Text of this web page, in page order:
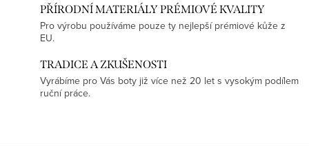
PŘÍRODNÍ MATERIÁLY PRÉMIOVÉ KVALITY
Pro výrobu používáme pouze ty nejlepší prémiové kůže z
EU.
TRADICE A ZKUŠENOSTI
Vyrábíme pro Vás boty již více než 20 let s vysokým podílem
ruční práce.